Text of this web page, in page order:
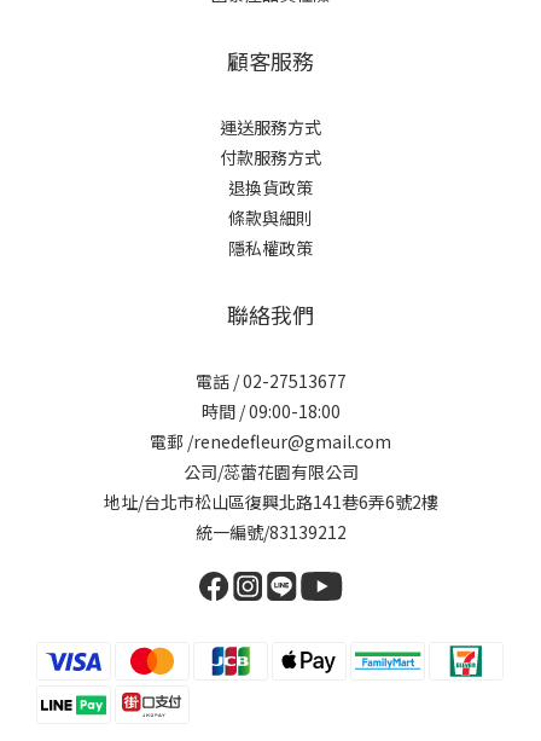
顧客服務
運送服務方式
付款服務方式
退換貨政策
條款與細則
隱私權政策
聯絡我們
電話 / 02-27513677
時間 / 09:00-18:00
電郵 /renedefleur@gmail.com
公司/蕊蕾花園有限公司
地址/台北市松山區復興北路141巷6弄6號2樓
統一編號/83139212